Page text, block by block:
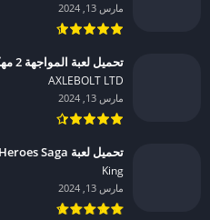
مارس 13, 2024
تحميل لعبة المواجهة 2 مهكرة للاندرويد 2024
AXLEBOLT LTD‏
مارس 13, 2024
تحميل لعبة Farm Heroes Saga مهكرة للاندرويد 2024
King‏
مارس 13, 2024